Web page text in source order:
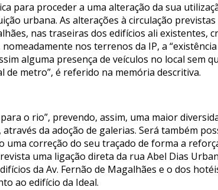
para proceder a uma alteração da sua
urbana. As alterações à circulação
nas traseiras dos edifícios ali existentes,
nos terrenos da IP, a
alguma presença de veículos no local sem
metro”, é referido na memória descritiva.
o rio”, prevendo, assim, uma maior
da adoção de galerias. Será também
uma correção do seu traçado de forma a
uma ligação direta da rua Abel Dias
da Av. Fernão de Magalhães e o dos
ao edifício da Ideal.